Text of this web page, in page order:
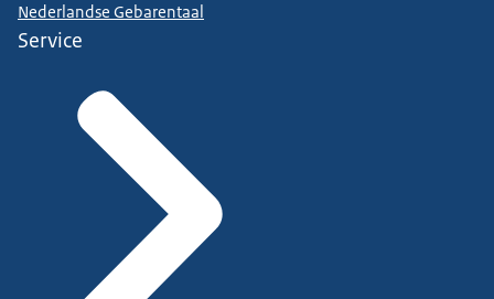
Nederlandse Gebarentaal
Service